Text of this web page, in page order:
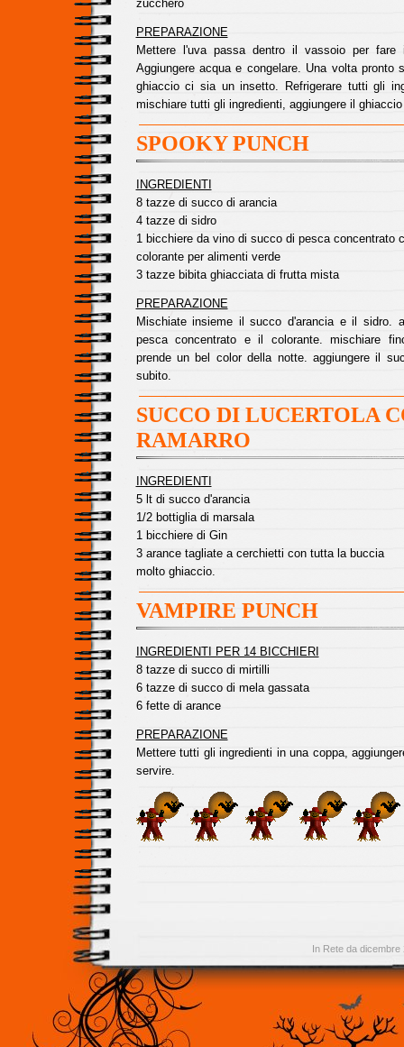
zucchero
PREPARAZIONE
Mettere l'uva passa dentro il vassoio per
Aggiungere acqua e congelare. Una volta pronto
ghiaccio ci sia un insetto. Refrigerare tutti gli
mischiare tutti gli ingredienti, aggiungere il
SPOOKY PUNCH
INGREDIENTI
8 tazze di succo di arancia
4 tazze di sidro
1 bicchiere da vino di succo di pesca concentrato
colorante per alimenti verde
3 tazze bibita ghiacciata di frutta mista
PREPARAZIONE
Mischiate insieme il succo d'arancia e il sidro.
pesca concentrato e il colorante. mischiare
prende un bel color della notte. aggiungere il
subito.
SUCCO DI LUCERTOLA
RAMARRO
INGREDIENTI
5 lt di succo d'arancia
1/2 bottiglia di marsala
1 bicchiere di Gin
3 arance tagliate a cerchietti con tutta la buccia
molto ghiaccio.
VAMPIRE PUNCH
INGREDIENTI PER 14 BICCHIERI
8 tazze di succo di mirtilli
6 tazze di succo di mela gassata
6 fette di arance
PREPARAZIONE
Mettere tutti gli ingredienti in una coppa,
servire.
In Rete da dicembre